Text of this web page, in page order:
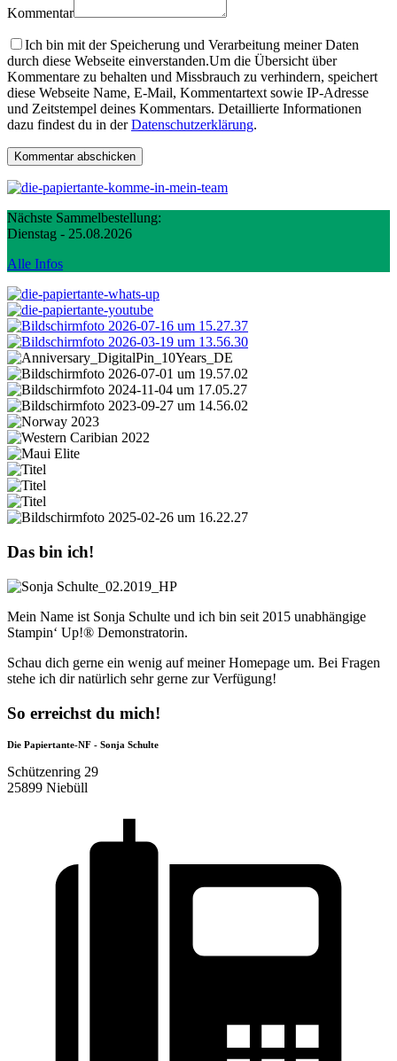
Kommentar
Ich bin mit der Speicherung und Verarbeitung meiner Daten
durch diese Webseite einverstanden.Um die Übersicht über
Kommentare zu behalten und Missbrauch zu verhindern, speichert
diese Webseite Name, E-Mail, Kommentartext sowie IP-Adresse
und Zeitstempel deines Kommentars. Detaillierte Informationen
dazu findest du in derDatenschutzerklärung.
Nächste Sammelbestellung:
Dienstag - 25.08.2026
Alle Infos
Das bin ich!
Mein Name ist Sonja Schulte und ich bin seit 2015 unabhängige
Stampin‘ Up!® Demonstratorin.
Schau dich gerne ein wenig auf meiner Homepage um. Bei Fragen
stehe ich dir natürlich sehr gerne zur Verfügung!
So erreichst du mich!
Die Papiertante-NF - Sonja Schulte
Schützenring 29
25899 Niebüll